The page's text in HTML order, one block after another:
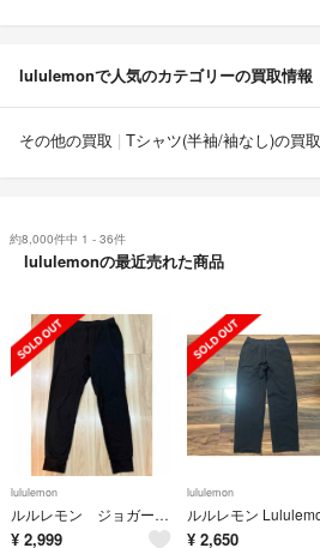
lululemonで人気のカテゴリーの買取情報
その他の買取 Tシャツ(半袖/袖なし)の買取
約8,000件中 1 - 36件
lululemonの最近売れた商品
lululemon
ルルレモン ジョガーパンツ 黒 M
¥ 2,999
lululemon
¥ 2,650